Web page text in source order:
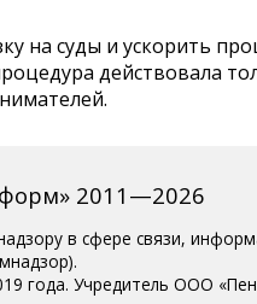
на суды и ускорить
действовала
2011—2026
в сфере связи,
года. Учредитель ООО